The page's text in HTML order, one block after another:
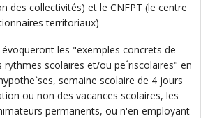
des collectivités) et le CNFPT (le centre
territoriaux)
les "exemples concrets de
rythmes scolaires et/ou pe´riscolaires" en
semaine scolaire de 4 jours
ou non des vacances scolaires, les
permanents, ou n'en employant